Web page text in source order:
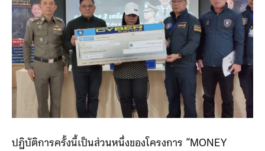
ปฏิบัติการครั้งนี้เป็นส่วนหนึ่งของโครงการ “MONEY